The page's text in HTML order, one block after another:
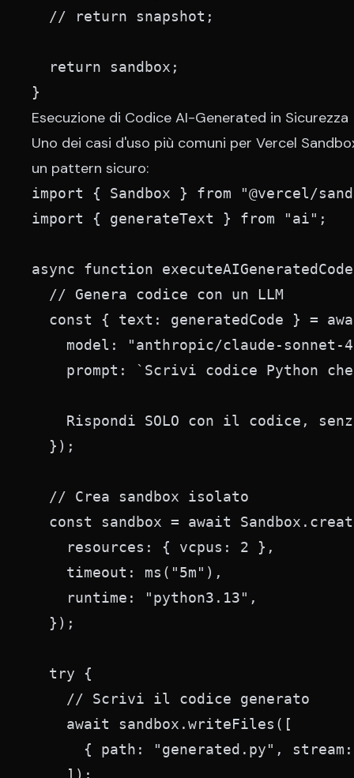
  // return snapshot;
  return sandbox;
}
Esecuzione di Codice AI-Generated in Sicurezza
Uno dei casi d'uso più comuni per Vercel
un pattern sicuro:
import { Sandbox } from "@vercel/
import { generateText } from "ai";
async function
  // Genera codice con un LLM
const { text: generatedCode } =
model: "anthropic/claude-sonnet-
prompt: `Scrivi codice Python
Rispondi SOLO con il codice,
  });
  // Crea sandbox isolato
const sandbox = await
    resources: { vcpus: 2 },
    timeout: ms("5m"),
    runtime: "python3.13",
  });
  try {
    // Scrivi il codice generato
    await sandbox.writeFiles([
{ path: "generated.py",
    ]);